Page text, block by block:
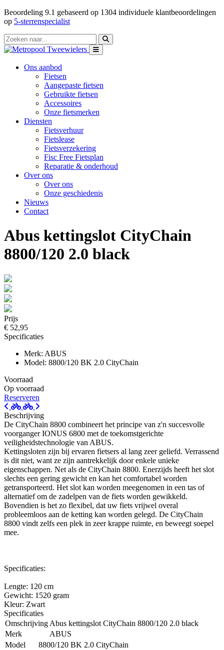
Beoordeling 9.1 gebaseerd op 1304 individuele klantbeoordelingen
op 5-sterrenspecialist
Ons aanbod
Fietsen
Aangepaste fietsen
Gebruikte fietsen
Accessoires
Onze fietsmerken
Diensten
Fietsverhuur
Fietslease
Fietsverzekering
Fisc Free Fietsplan
Reparatie & onderhoud
Over ons
Over ons
Onze geschiedenis
Nieuws
Contact
Abus kettingslot CityChain
8800/120 2.0 black
Prijs
€ 52,95
Specificaties
Merk: ABUS
Model: 8800/120 BK 2.0 CityChain
Voorraad
Op voorraad
Reserveren
Beschrijving
De CityChain 8800 combineert het principe van z'n succesvolle
voorganger IONUS 6800 met de toekomstgerichte
veiligheidstechnologie van ABUS.
Kettingsloten zijn bij ervaren fietsers al lang zeer geliefd. Verrassend
is dit niet, want ze zijn aantrekkelijk door enkele unieke
eigenschappen. Net als de CityChain 8800. Enerzijds heeft het slot
slechts een gering gewicht en kan het comfortabel worden
getransporteerd. Het slot kan worden meegenomen in een tas of
alternatief om de zadelpen van de fiets worden gewikkeld.
Bovendien is het zo flexibel, dat uw fiets vrijwel overal
probleemloos aan de ketting kan worden gelegd. De CityChain
8800 vindt zelfs een plek in zeer krappe ruimte, en beweegt soepel
mee.
Specificaties:
Lengte: 120 cm
Gewicht: 1520 gram
Kleur: Zwart
Specificaties
Omschrijving Abus kettingslot CityChain 8800/120 2.0 black
Merk
ABUS
Model
8800/120 BK 2.0 CityChain